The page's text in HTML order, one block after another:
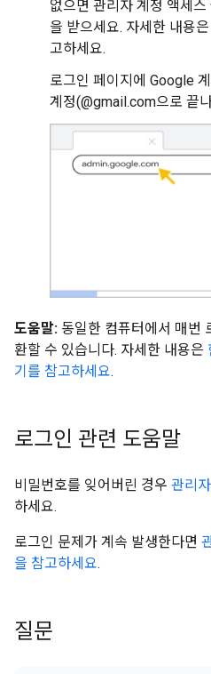
없으면 관리자 계정 액세
을 받으세요. 자세한 내용은
고하세요.
로그인 페이지에 Google
계정(@gmail.com으로 끝
도움말: 동일한 컴퓨터에서 매번
환할 수 있습니다. 자세한 내용은
기를 참고하세요.
로그인 관련 도움말
비밀번호를 잊어버린 경우 관리
하세요.
로그인 문제가 계속 발생한다면
을 참고하세요.
질문